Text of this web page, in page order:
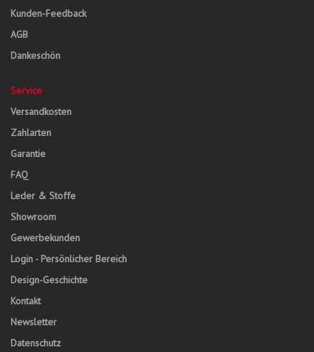
Kunden-Feedback
AGB
Dankeschön
Service
Versandkosten
Zahlarten
Garantie
FAQ
Leder & Stoffe
Showroom
Gewerbekunden
Login - Persönlicher Bereich
Design-Geschichte
Kontakt
Newsletter
Datenschutz